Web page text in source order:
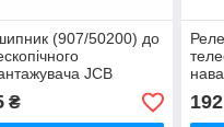
(907/50200) до
JCB
₴ 192